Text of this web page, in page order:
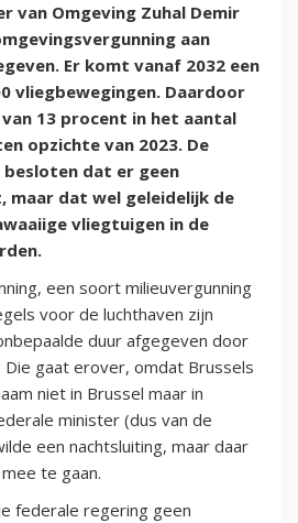
van Omgeving Zuhal Demir
aan
Er komt vanaf 2032 een
vliegbewegingen. Daardoor
13 procent in het aantal
opzichte van 2023. De
dat er geen
maar dat wel geleidelijk de
vliegtuigen in de
een soort milieuvergunning
voor de luchthaven zijn
duur afgegeven door
Die gaat erover, omdat Brussels
niet in Brussel maar in
minister (dus van de
een nachtsluiting, maar daar
te gaan.
federale regering geen